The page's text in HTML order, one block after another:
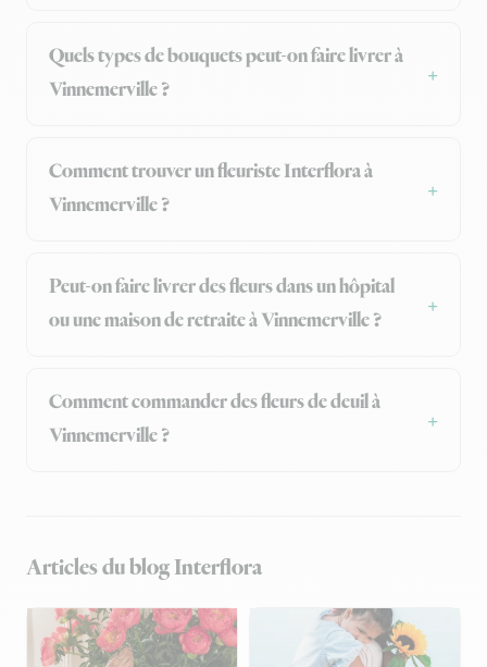
Quels types de bouquets peut-on faire livrer à
Vinnemerville ?
Comment trouver un fleuriste Interflora à
Vinnemerville ?
Peut-on faire livrer des fleurs dans un hôpital
ou une maison de retraite à Vinnemerville ?
Comment commander des fleurs de deuil à
Vinnemerville ?
Articles du blog Interflora